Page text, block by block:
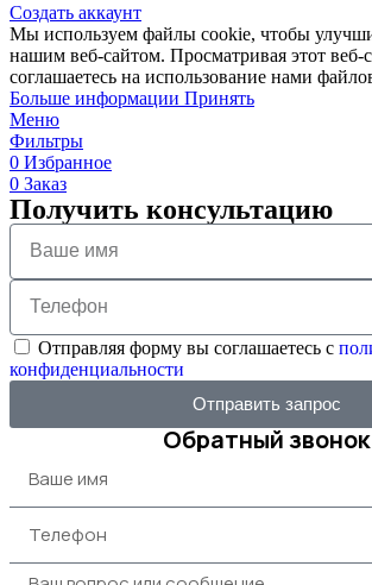
Создать аккаунт
Мы используем файлы cookie, чтобы
нашим веб-сайтом. Просматривая этот веб-
соглашаетесь на использование нами
Больше информации Принять
Меню
Фильтры
0 Избранное
0 Заказ
Получить консультацию
Отправляя форму вы соглашаетесь с
конфиденциальности
Отправить запрос
Обратный звонок